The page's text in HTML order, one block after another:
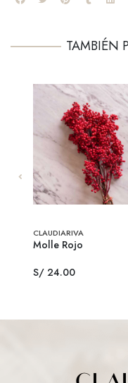
TAMBIÉN
CLAUDIARIVA
Molle Rojo
S/ 24.00